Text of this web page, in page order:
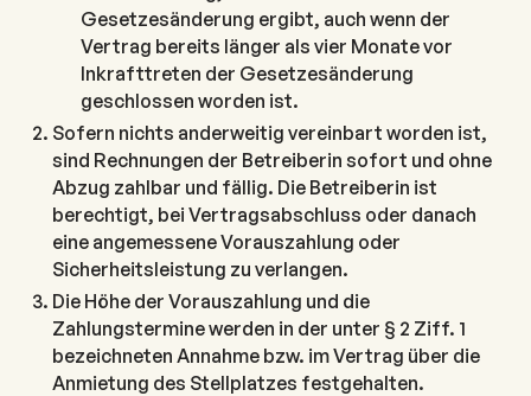
Gesetzesänderung ergibt, auch wenn der
Vertrag bereits länger als vier Monate vor
Inkrafttreten der Gesetzesänderung
geschlossen worden ist.
Sofern nichts anderweitig vereinbart worden ist,
sind Rechnungen der Betreiberin sofort und ohne
Abzug zahlbar und fällig. Die Betreiberin ist
berechtigt, bei Vertragsabschluss oder danach
eine angemessene Vorauszahlung oder
Sicherheitsleistung zu verlangen.
Die Höhe der Vorauszahlung und die
Zahlungstermine werden in der unter § 2 Ziff. 1
bezeichneten Annahme bzw. im Vertrag über die
Anmietung des Stellplatzes festgehalten.